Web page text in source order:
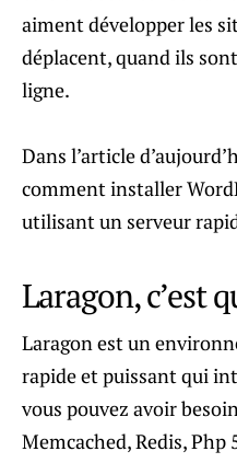
aiment développer les
déplacent, quand ils
ligne.
Dans l’article
comment installer
utilisant un serveur
Laragon, c’est
Laragon est un
rapide et puissant qui
vous pouvez avoir
Memcached, Redis, Php